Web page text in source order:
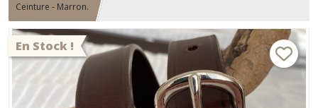
Ceinture - Marron.
En Stock !